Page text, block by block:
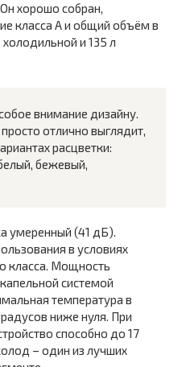
хорошо собран,
класса A и общий объём в
и 135 л
внимание дизайну.
отлично выглядит,
расцветки:
бежевый,
умеренный (41 дБ).
в условиях
класса. Мощность
системой
температура в
ниже нуля. При
способно до 17
– один из лучших